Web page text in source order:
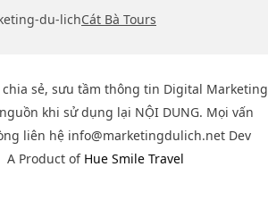
Cát Bà Tours
sẻ, sưu tầm thông tin Digital Marketing
khi sử dụng lại NỘI DUNG. Mọi vấn
liên hệ info@marketingdulich.net Dev
A Product of Hue Smile Travel